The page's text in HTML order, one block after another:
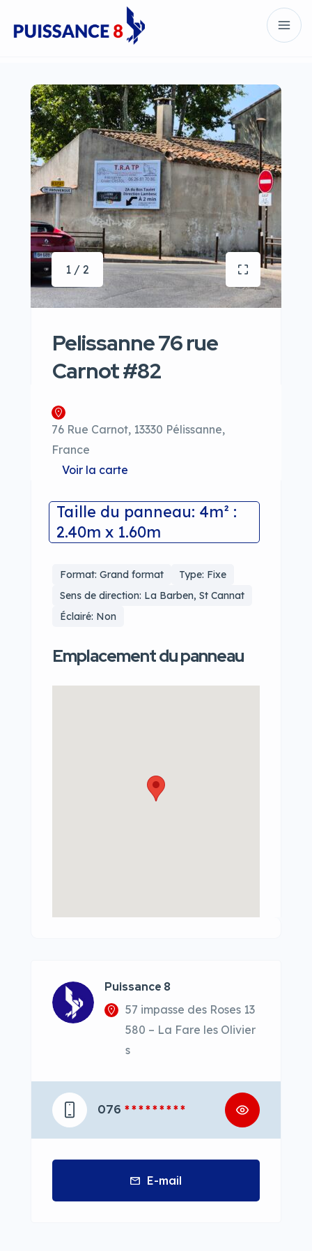
1 / 2
Pelissanne 76 rue
Carnot #82
76 Rue Carnot, 13330 Pélissanne,
France
Voir la carte
Taille du panneau: 4m² :
2.40m x 1.60m
Format: Grand format
Type: Fixe
Sens de direction: La Barben, St Cannat
Éclairé: Non
Emplacement du panneau
Puissance 8
57 impasse des Roses 13
580 – La Fare les Olivier
s
076 * * * * * * * * *
E-mail